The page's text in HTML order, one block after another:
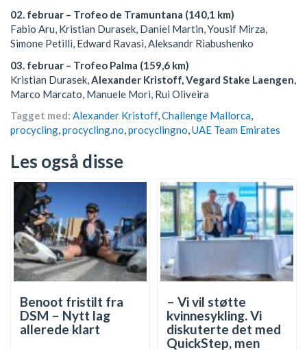
02. februar – Trofeo de Tramuntana (140,1 km)
Fabio Aru, Kristian Durasek, Daniel Martin, Yousif Mirza,
Simone Petilli, Edward Ravasi, Aleksandr Riabushenko
03. februar – Trofeo Palma (159,6 km)
Kristian Durasek, Alexander Kristoff, Vegard Stake Laengen
Marco Marcato, Manuele Mori, Rui Oliveira
Tagget med: Alexander Kristoff,Challenge Mallorca,
procycling,procycling.no,procyclingno,UAE Team Emirates
Les også disse
Benoot fristilt fra
DSM – Nytt lag
allerede klart
– Vi vil støtte
kvinnesykling. Vi
diskuterte det med
QuickStep, men